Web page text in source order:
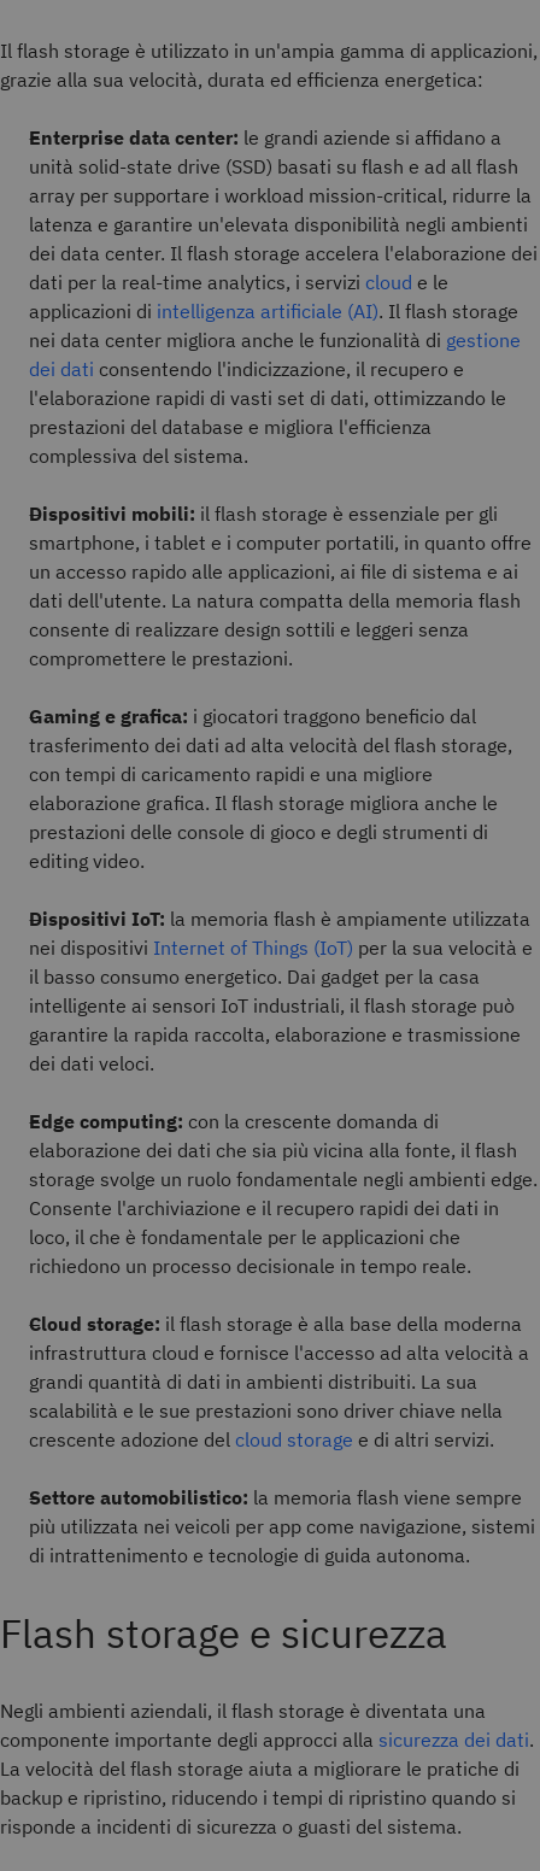
Il flash storage è utilizzato in un'ampia gamma di applicazioni,
grazie alla sua velocità, durata ed efficienza energetica:
Enterprise data center: le grandi aziende si affidano a
unità solid-state drive (SSD) basati su flash e ad all flash
array per supportare i workload mission-critical, ridurre la
latenza e garantire un'elevata disponibilità negli ambienti
dei data center. Il flash storage accelera l'elaborazione dei
dati per la real-time analytics, i servizi cloud e le
applicazioni di intelligenza artificiale (AI). Il flash storage
nei data center migliora anche le funzionalità di gestione
dei dati consentendo l'indicizzazione, il recupero e
l'elaborazione rapidi di vasti set di dati, ottimizzando le
prestazioni del database e migliora l'efficienza
complessiva del sistema.
Dispositivi mobili: il flash storage è essenziale per gli
smartphone, i tablet e i computer portatili, in quanto offre
un accesso rapido alle applicazioni, ai file di sistema e ai
dati dell'utente. La natura compatta della memoria flash
consente di realizzare design sottili e leggeri senza
compromettere le prestazioni.
Gaming e grafica: i giocatori traggono beneficio dal
trasferimento dei dati ad alta velocità del flash storage,
con tempi di caricamento rapidi e una migliore
elaborazione grafica. Il flash storage migliora anche le
prestazioni delle console di gioco e degli strumenti di
editing video.
Dispositivi IoT: la memoria flash è ampiamente utilizzata
nei dispositivi Internet of Things (IoT) per la sua velocità e
il basso consumo energetico. Dai gadget per la casa
intelligente ai sensori IoT industriali, il flash storage può
garantire la rapida raccolta, elaborazione e trasmissione
dei dati veloci.
Edge computing: con la crescente domanda di
elaborazione dei dati che sia più vicina alla fonte, il flash
storage svolge un ruolo fondamentale negli ambienti edge.
Consente l'archiviazione e il recupero rapidi dei dati in
loco, il che è fondamentale per le applicazioni che
richiedono un processo decisionale in tempo reale.
Cloud storage: il flash storage è alla base della moderna
infrastruttura cloud e fornisce l'accesso ad alta velocità a
grandi quantità di dati in ambienti distribuiti. La sua
scalabilità e le sue prestazioni sono driver chiave nella
crescente adozione del cloud storage e di altri servizi.
Settore automobilistico: la memoria flash viene sempre
più utilizzata nei veicoli per app come navigazione, sistemi
di intrattenimento e tecnologie di guida autonoma.
Flash storage e sicurezza
Negli ambienti aziendali, il flash storage è diventata una
componente importante degli approcci alla sicurezza dei dati.
La velocità del flash storage aiuta a migliorare le pratiche di
backup e ripristino, riducendo i tempi di ripristino quando si
risponde a incidenti di sicurezza o guasti del sistema.